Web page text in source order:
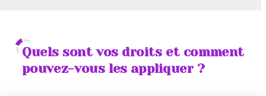
Quels sont vos droits et comment
pouvez-vous les appliquer ?